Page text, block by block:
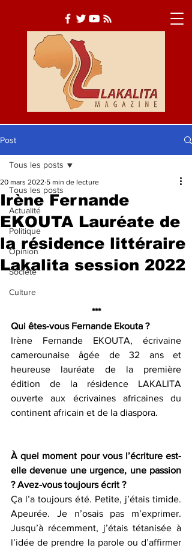
Actualité
Société
Culture
Post
Tous les posts
Actualité
Politique
Opinion
Société
Culture
Tous les posts
Irène Fernande
EKOUTA Lauréate de
la résidence littéraire
Lakalita session 2022
20 mars 2022 5 min de lecture
***
Qui êtes-vous Fernande Ekouta ?
Irène Fernande EKOUTA, écrivaine
camerounaise âgée de 32 ans et
heureuse lauréate de la première
édition de la résidence LAKALITA
ouverte aux écrivaines africaines du
continent africain et de la diaspora.
À quel moment pour vous l’écriture est-
elle devenue une urgence, une passion
? Avez-vous toujours écrit ?
Ça l’a toujours été. Petite, j’étais timide.
Apeurée. Je n’osais pas m’exprimer.
Jusqu’à récemment, j’étais tétanisée à
l’idée de prendre la parole ou d’affirmer